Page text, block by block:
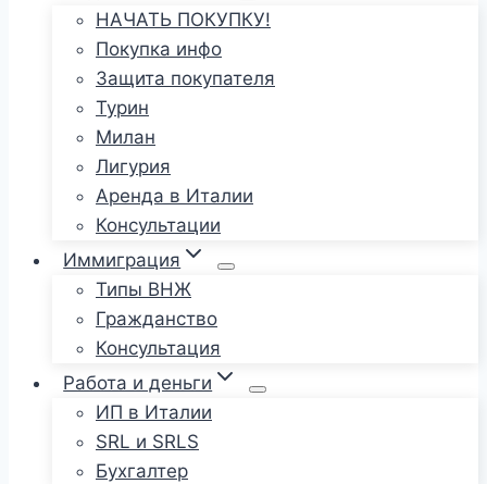
НАЧАТЬ ПОКУПКУ!
Покупка инфо
Защита покупателя
Турин
Милан
Лигурия
Аренда в Италии
Консультации
Иммиграция
Типы ВНЖ
Гражданство
Консультация
Работа и деньги
ИП в Италии
SRL и SRLS
Бухгалтер